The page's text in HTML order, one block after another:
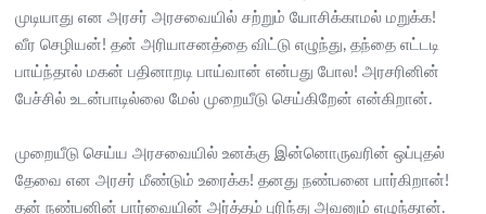
முடியாது என அரசர் அரசவையில் சற்றும் யோசிக்காமல் மறுக்க!
வீர செழியன்! தன் அரியாசனத்தை விட்டு எழுந்து, தந்தை எட்டடி
பாய்ந்தால் மகன் பதினாறடி பாய்வான் என்பது போல! அரசரினின்
பேச்சில் உடன்பாடில்லை மேல் முறையீடு செய்கிறேன் என்கிறான்.
முறையீடு செய்ய அரசவையில் உனக்கு இன்னொருவரின் ஒப்புதல்
தேவை என அரசர் மீண்டும் உரைக்க! தனது நண்பனை பார்கிறான்!
தன் நண்பனின் பார்வையின் அர்த்தம் புரிந்து அவனும் எழுந்தான்.